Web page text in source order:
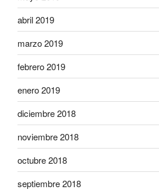
abril 2019
marzo 2019
febrero 2019
enero 2019
diciembre 2018
noviembre 2018
octubre 2018
septiembre 2018